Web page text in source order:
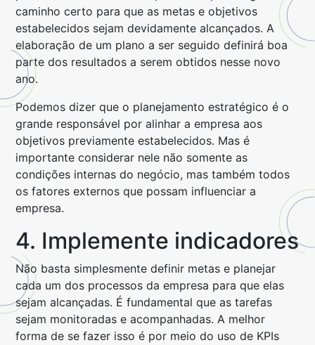
caminho certo para que as metas e objetivos
estabelecidos sejam devidamente alcançados. A
elaboração de um plano a ser seguido definirá boa
parte dos resultados a serem obtidos nesse novo
ano.
Podemos dizer que o planejamento estratégico é o
grande responsável por alinhar a empresa aos
objetivos previamente estabelecidos. Mas é
importante considerar nele não somente as
condições internas do negócio, mas também todos
os fatores externos que possam influenciar a
empresa.
4. Implemente indicadores
Não basta simplesmente definir metas e planejar
cada um dos processos da empresa para que elas
sejam alcançadas. É fundamental que as tarefas
sejam monitoradas e acompanhadas. A melhor
forma de se fazer isso é por meio do uso de KPIs